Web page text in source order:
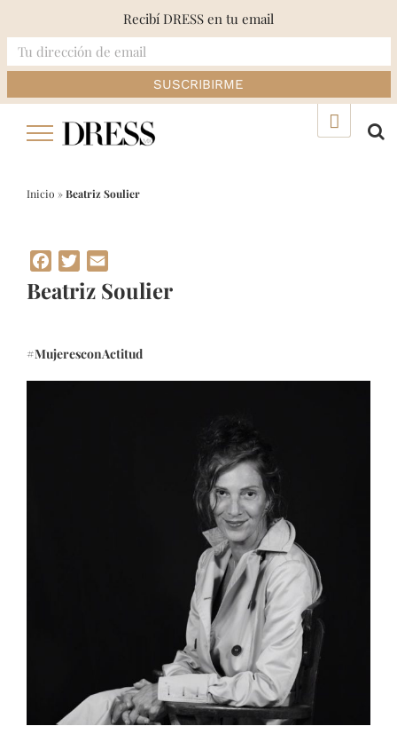
Inicio »Beatriz Soulier
Facebook
Twitter
Beatriz Soulier
#MujeresconActitud
Recibí DRESS en tu email